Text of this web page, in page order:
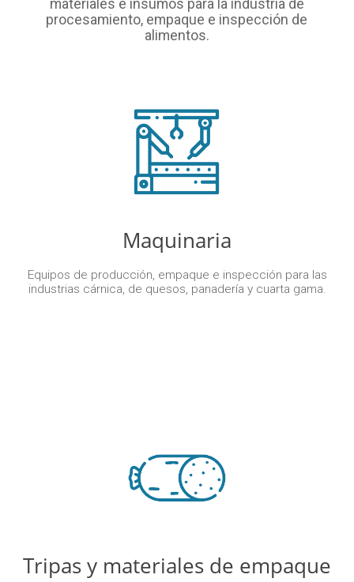
materiales e insumos para la industria de
procesamiento, empaque e inspección de
alimentos.
Maquinaria
Equipos de producción, empaque e inspección para las
industrias cárnica, de quesos, panadería y cuarta gama.
Tripas y materiales de empaque